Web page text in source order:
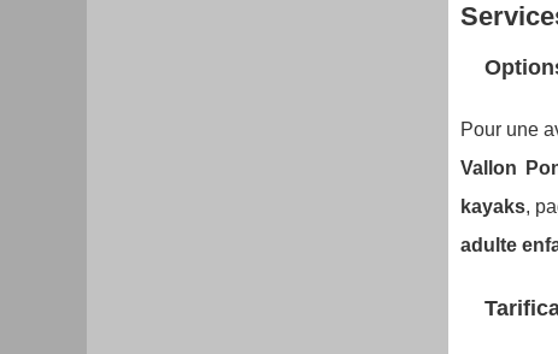
Pour une
Vallon
kayaks,
adulte